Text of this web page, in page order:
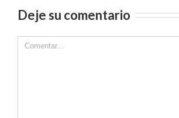
Deje su comentario
Comment